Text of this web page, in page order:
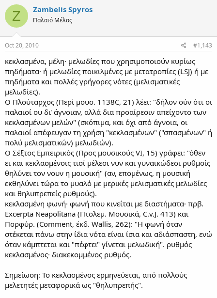
Z Zambelis Spyros
Παλαιό Μέλος
Oct 20, 2010 #1,143
κεκλασμένα, μέλη· μελωδίες που χρησιμοποιούν κυρίως
πηδήματα· ή μελωδίες ποικιλμένες με μετατροπίες (LSJ) ή με
πηδήματα και πολλές γρήγορες νότες (μελισματικές
μελωδίες).
Ο Πλούταρχος (Περί μουσ. 1138C, 21) λέει: "δήλον ούν ότι οι
παλαιοί ου δι' άγνοιαν, αλλά δια προαίρεσιν απείχοντο των
κεκλασμένων μελών" (σκόπιμα, και όχι από άγνοια, οι
παλαιοί απέφευγαν τη χρήση "κεκλασμένων" ("σπασμένων" ή
πολύ μελισματικών) μελωδιών).
Ο Σέξτος Εμπειρικός (Προς μουσικούς VI, 15) γράφει: "όθεν
ει και κεκλασμένοις τισί μέλεσι νυν και γυναικώδεσι ρυθμοίς
θηλύνει τον νουν η μουσική" (αν, επομένως, η μουσική
εκθηλύνει τώρα το μυαλό με μερικές μελισματικές μελωδίες
και θηλυπρεπείς ρυθμούς).
κεκλασμένη φωνή· φωνή που κινείται με διαστήματα· πρβ.
Excerpta Neapolitana (Πτολεμ. Μουσικά, C.v.J. 413) και
Πορφύρ. (Comment, έκδ. Wallis, 262): "Η φωνή όταν
στέκεται πάνω στην ίδια νότα είναι ίσια και αδιάσπαστη, ενώ
όταν κάμπτεται και "πέφτει" γίνεται μελωδική". ρυθμός
κεκλασμένος· διακεκομμένος ρυθμός.
Σημείωση: Το κεκλασμένος ερμηνεύεται, από πολλούς
μελετητές μεταφορικά ως "θηλυπρεπής".